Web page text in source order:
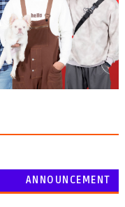
ANNOUNCEMENT